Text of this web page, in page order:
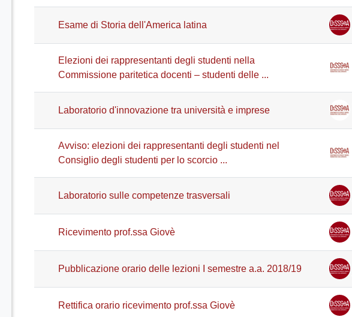
Esame di Storia dell'America latina
Elezioni dei rappresentanti degli studenti nella
Commissione paritetica docenti – studenti delle ...
Laboratorio d'innovazione tra università e imprese
Avviso: elezioni dei rappresentanti degli studenti nel
Consiglio degli studenti per lo scorcio ...
Laboratorio sulle competenze trasversali
Ricevimento prof.ssa Giovè
Pubblicazione orario delle lezioni I semestre a.a. 2018/19
Rettifica orario ricevimento prof.ssa Giovè